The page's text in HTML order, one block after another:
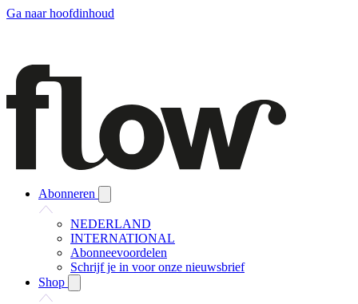
Ga naar hoofdinhoud
Abonneren
NEDERLAND
INTERNATIONAL
Abonneevoordelen
Schrijf je in voor onze nieuwsbrief
Shop